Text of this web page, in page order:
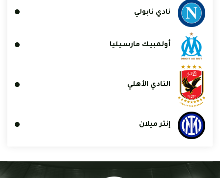
نادي نابولي
أولمبيك مارسيليا
النادي الأهلي
إنتر ميلان